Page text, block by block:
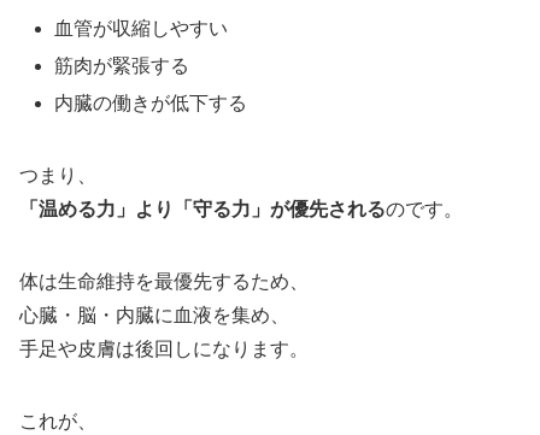
血管が収縮しやすい
筋肉が緊張する
内臓の働きが低下する
つまり、
「温める力」より「守る力」が優先されるのです。
体は生命維持を最優先するため、
心臓・脳・内臓に血液を集め、
手足や皮膚は後回しになります。
これが、